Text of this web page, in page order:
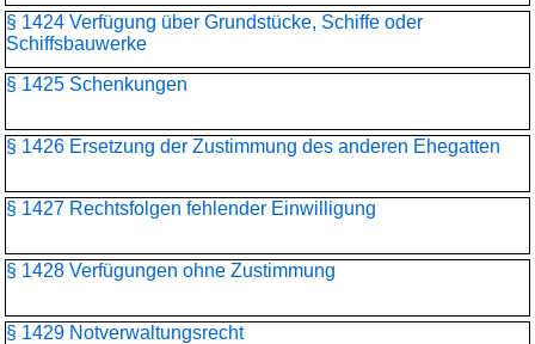
§ 1424 Verfügung über Grundstücke, Schiffe oder
Schiffsbauwerke
§ 1425 Schenkungen
§ 1426 Ersetzung der Zustimmung des anderen Ehegatten
§ 1427 Rechtsfolgen fehlender Einwilligung
§ 1428 Verfügungen ohne Zustimmung
§ 1429 Notverwaltungsrecht